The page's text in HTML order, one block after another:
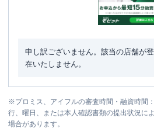
申し訳ございません。該当の店舗が
在いたしません。
※プロミス、アイフルの審査時間・融資時間
行、曜日、または本人確認書類の提出状況に
場合があります。